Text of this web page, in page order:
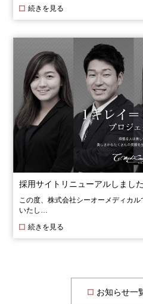
続きを見る
採用サイトリニューアルしました
この度、株式会社シーオーメディカ
いたし…
続きを見る
お知らせ一